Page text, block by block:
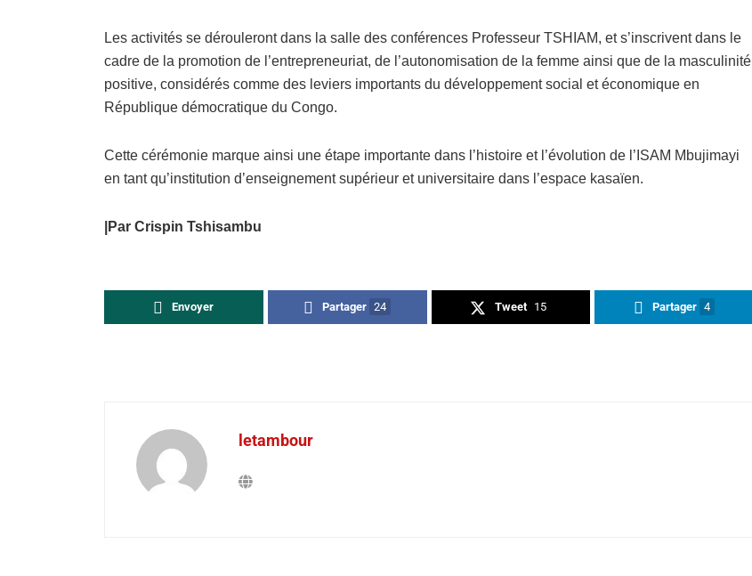
Les activités se dérouleront dans la salle des conférences Professeur TSHIAM, et s’inscrivent dans le
cadre de la promotion de l’entrepreneuriat, de l’autonomisation de la femme ainsi que de la masculinité
positive, considérés comme des leviers importants du développement social et économique en
République démocratique du Congo.
Cette cérémonie marque ainsi une étape importante dans l’histoire et l’évolution de l’ISAM Mbujimayi
en tant qu’institution d’enseignement supérieur et universitaire dans l’espace kasaïen.
|Par Crispin Tshisambu
Envoyer Partager 24 Tweet 15 Partager 4
letambour